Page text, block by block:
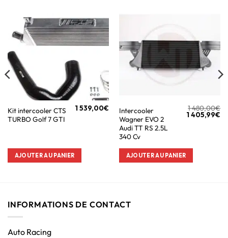
Kit intercooler CTS
TURBO Golf 7 GTI
1 539,00€
AJOUTER AU PANIER
Intercooler
Wagner EVO 2
Audi TT RS 2.5L
340 Cv
1 480,00€
1 405,99€
AJOUTER AU PANIER
INFORMATIONS DE CONTACT
Auto Racing